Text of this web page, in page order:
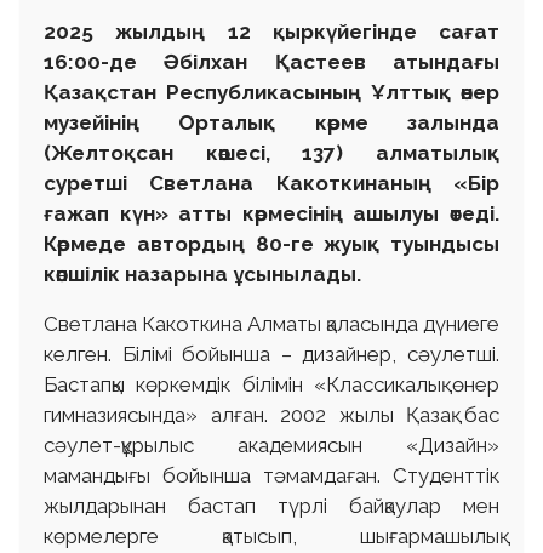
2025 жылдың 12 қыркүйегінде сағат
16:00-де Әбілхан Қастеев атындағы
Қазақстан Республикасының Ұлттық өнер
музейінің Орталық көрме залында
(Желтоқсан көшесі, 137) алматылық
суретші Светлана Какоткинаның «Бір
ғажап күн» атты көрмесінің ашылуы өтеді.
Көрмеде автордың 80-ге жуық туындысы
көпшілік назарына ұсынылады.
Светлана Какоткина Алматы қаласында дүниеге
келген. Білімі бойынша – дизайнер, сәулетші.
Бастапқы көркемдік білімін «Классикалық өнер
гимназиясында» алған. 2002 жылы Қазақ бас
сәулет-құрылыс академиясын «Дизайн»
мамандығы бойынша тәмамдаған. Студенттік
жылдарынан бастап түрлі байқаулар мен
көрмелерге қатысып, шығармашылық